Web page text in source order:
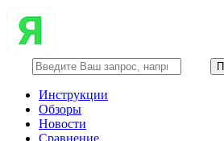
Инструкции
Обзоры
Новости
Сравнение